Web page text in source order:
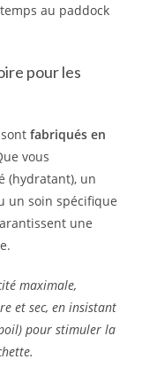
au paddock
pour les
sontfabriqués en
vous
(hydratant), un
un soin spécifique
une
maximale,
et sec, en insistant
pour stimuler la